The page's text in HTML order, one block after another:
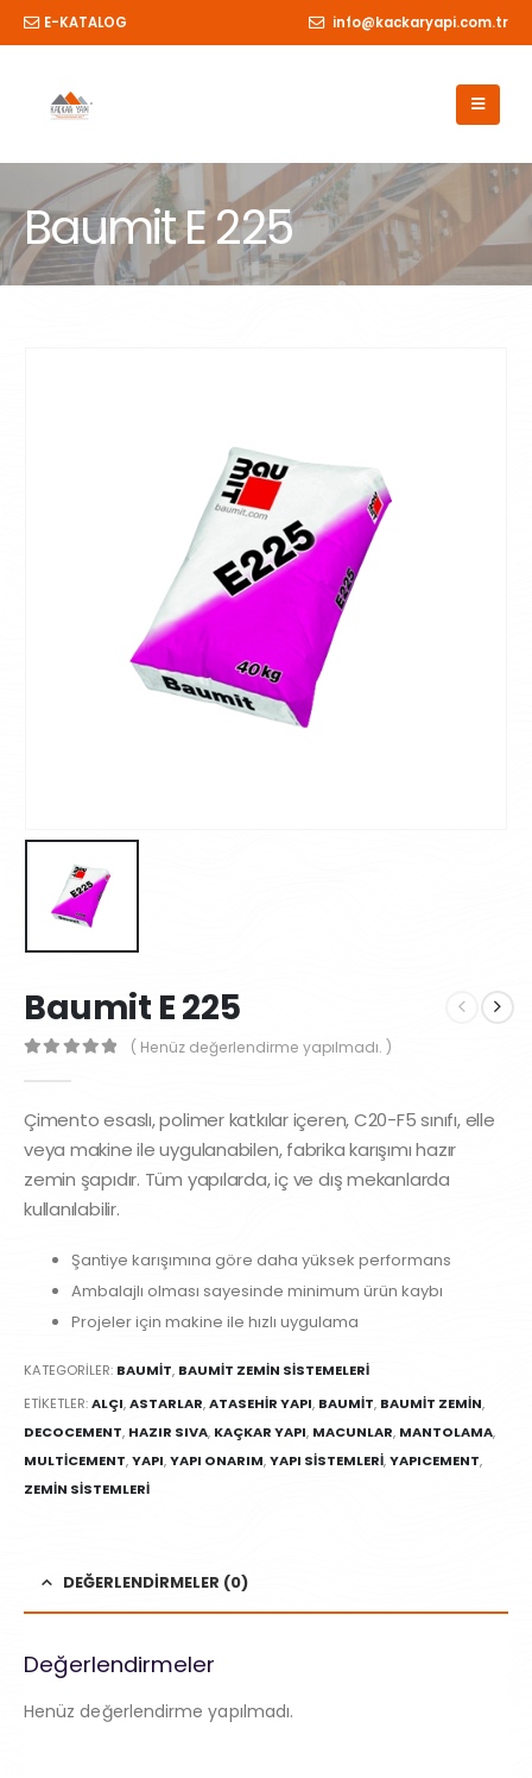
E-KATALOG info@kackaryapi.com.tr
Baumit E 225
Baumit E 225
( Henüz değerlendirme yapılmadı. )
Çimento esaslı, polimer katkılar içeren, C20-F5 sınıfı, elle
veya makine ile uygulanabilen, fabrika karışımı hazır
zemin şapıdır. Tüm yapılarda, iç ve dış mekanlarda
kullanılabilir.
Şantiye karışımına göre daha yüksek performans
Ambalajlı olması sayesinde minimum ürün kaybı
Projeler için makine ile hızlı uygulama
KATEGORILER: BAUMIT, BAUMIT ZEMIN SISTEMELERI
ETIKETLER:ALÇI,ASTARLAR,ATASEHIR YAPI, BAUMIT, BAUMIT ZEMIN,
DECOCEMENT, HAZIR SIVA, KAÇKAR YAPI, MACUNLAR, MANTOLAMA,
MULTICEMENT,YAPI,YAPI ONARIM,YAPI SISTEMLERI,YAPICEMENT,
ZEMIN SISTEMLERI
DEĞERLENDIRMELER (0)
Değerlendirmeler
Henüz değerlendirme yapılmadı.